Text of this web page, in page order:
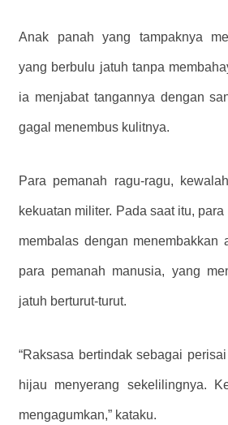
Anak panah yang tampaknya
yang berbulu jatuh tanpa
ia menjabat tangannya dengan
gagal menembus kulitnya.
Para pemanah ragu-ragu,
kekuatan militer. Pada saat itu,
membalas dengan menembakkan
para pemanah manusia, yang
jatuh berturut-turut.
“Raksasa bertindak sebagai
hijau menyerang sekelilingnya.
mengagumkan,” kataku.